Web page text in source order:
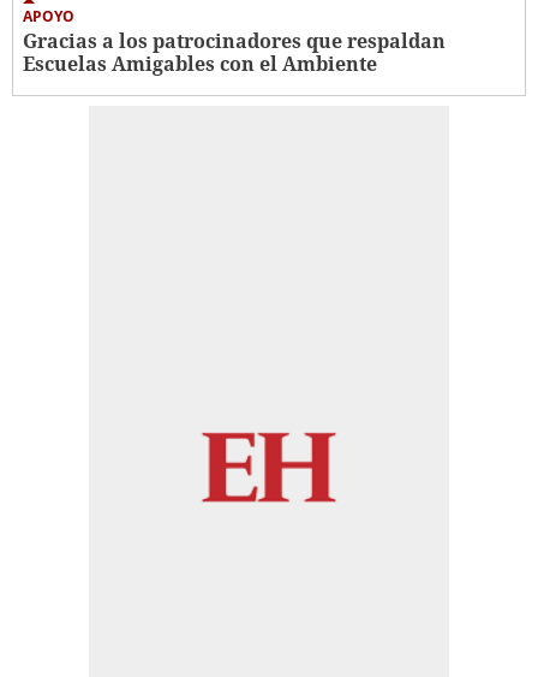
APOYO
Gracias a los patrocinadores que respaldan
Escuelas Amigables con el Ambiente